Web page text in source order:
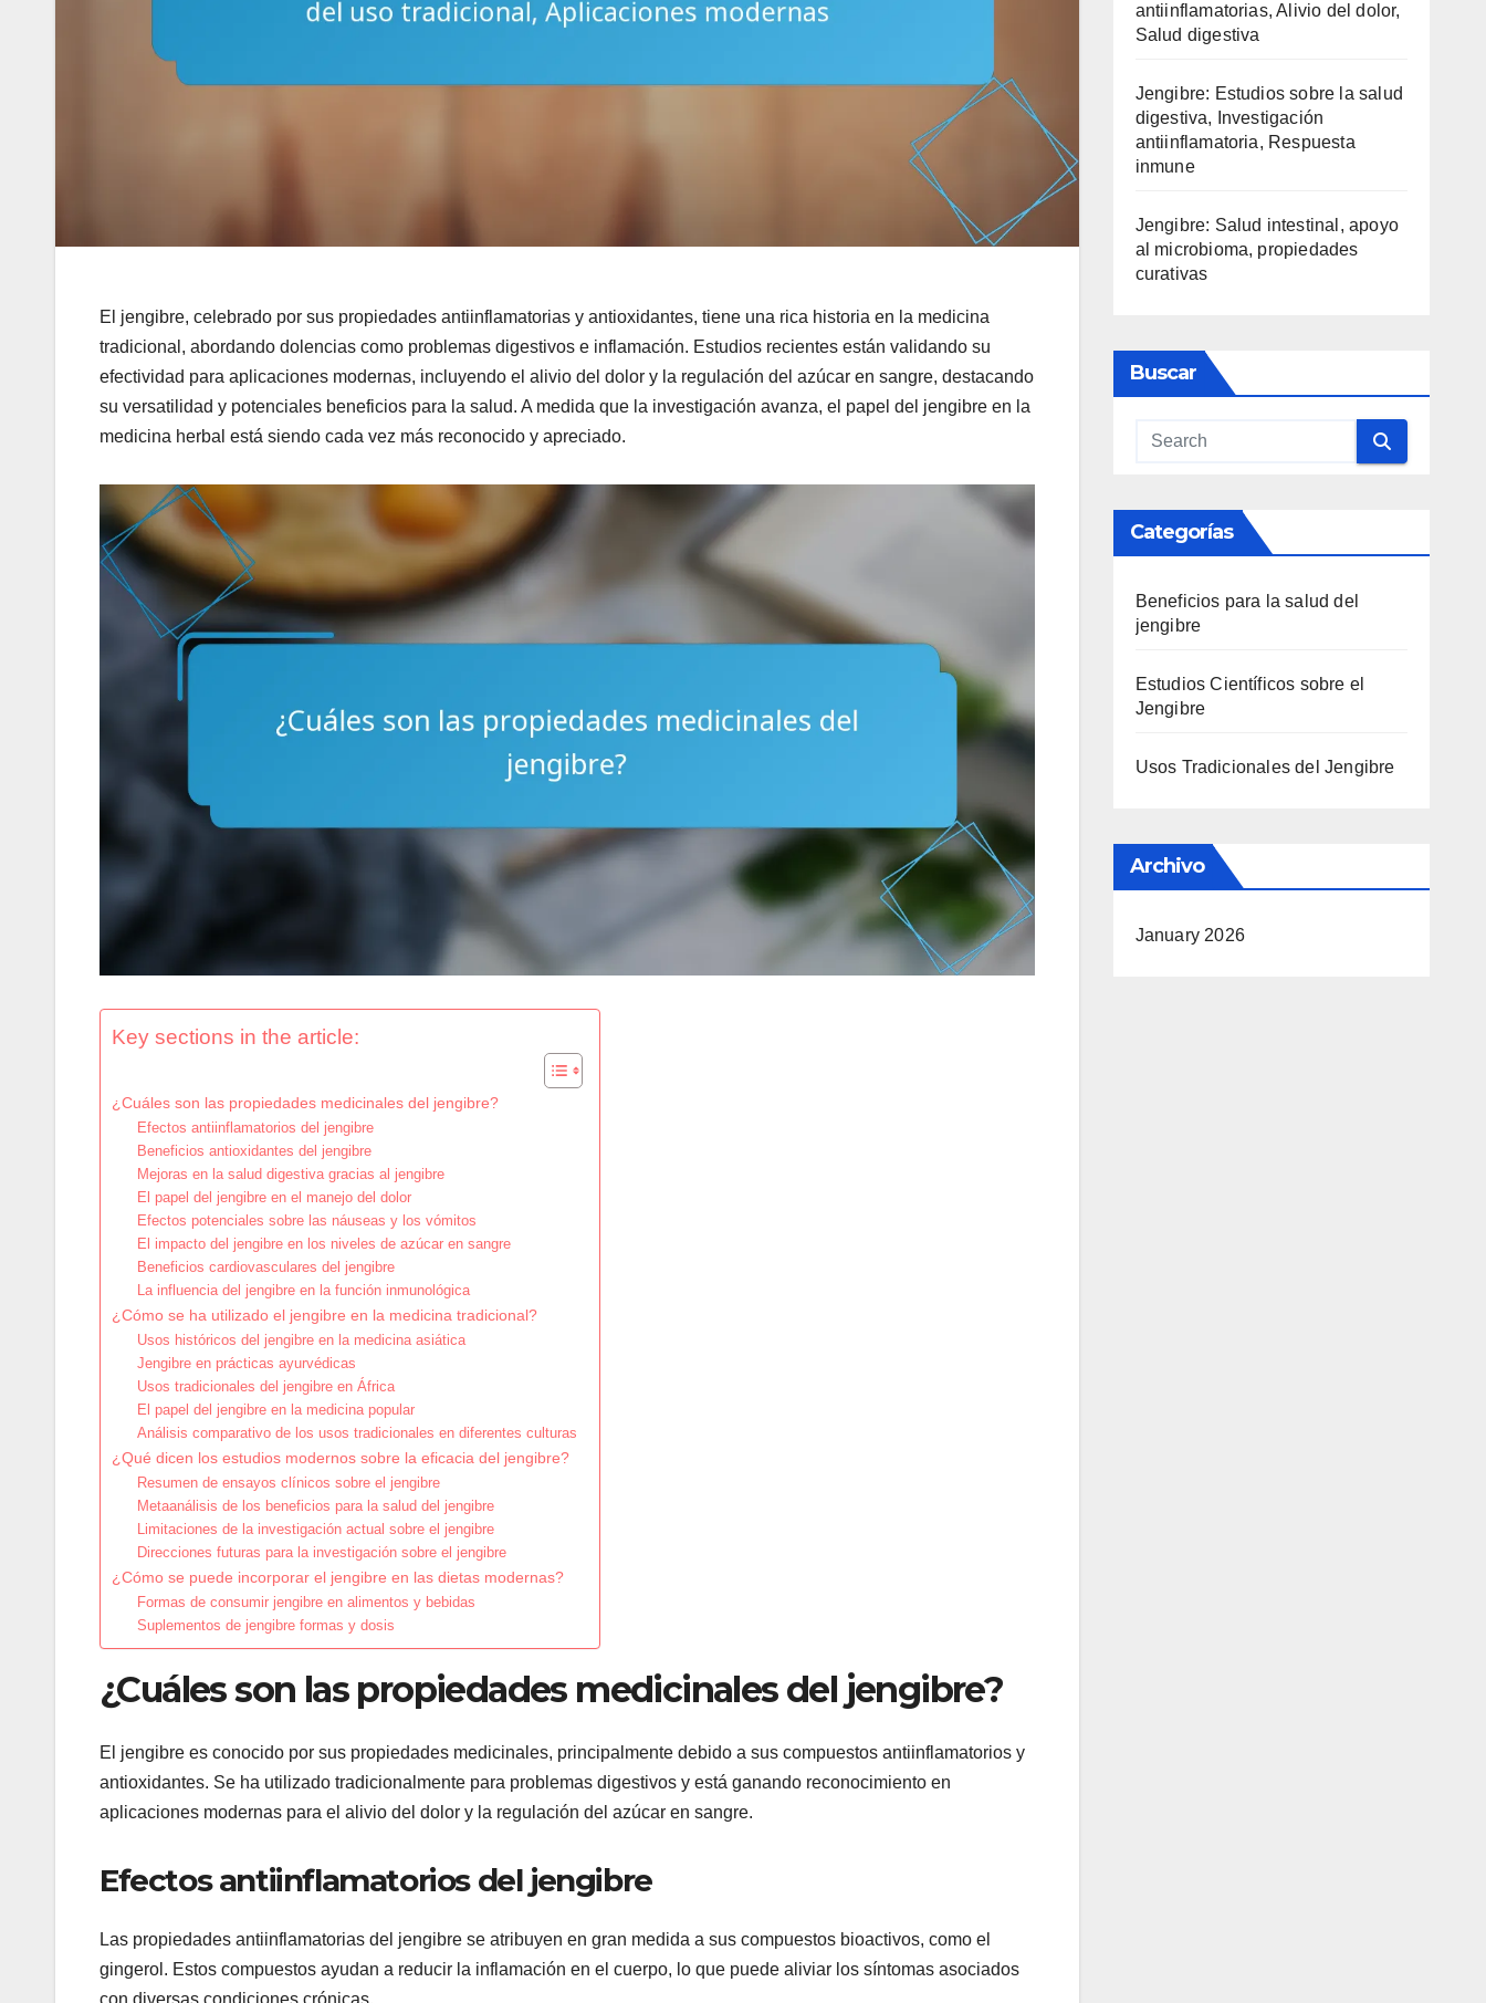
El jengibre, celebrado por sus propiedades antiinflamatorias y antioxidantes, tiene una rica historia en la medicina
tradicional, abordando dolencias como problemas digestivos e inflamación. Estudios recientes están validando su
efectividad para aplicaciones modernas, incluyendo el alivio del dolor y la regulación del azúcar en sangre, destacando
su versatilidad y potenciales beneficios para la salud. A medida que la investigación avanza, el papel del jengibre en la
medicina herbal está siendo cada vez más reconocido y apreciado.
Key sections in the article:
¿Cuáles son las propiedades medicinales del jengibre?
Efectos antiinflamatorios del jengibre
Beneficios antioxidantes del jengibre
Mejoras en la salud digestiva gracias al jengibre
El papel del jengibre en el manejo del dolor
Efectos potenciales sobre las náuseas y los vómitos
El impacto del jengibre en los niveles de azúcar en sangre
Beneficios cardiovasculares del jengibre
La influencia del jengibre en la función inmunológica
¿Cómo se ha utilizado el jengibre en la medicina tradicional?
Usos históricos del jengibre en la medicina asiática
Jengibre en prácticas ayurvédicas
Usos tradicionales del jengibre en África
El papel del jengibre en la medicina popular
Análisis comparativo de los usos tradicionales en diferentes culturas
¿Qué dicen los estudios modernos sobre la eficacia del jengibre?
Resumen de ensayos clínicos sobre el jengibre
Metaanálisis de los beneficios para la salud del jengibre
Limitaciones de la investigación actual sobre el jengibre
Direcciones futuras para la investigación sobre el jengibre
¿Cómo se puede incorporar el jengibre en las dietas modernas?
Formas de consumir jengibre en alimentos y bebidas
Suplementos de jengibre formas y dosis
¿Cuáles son las propiedades medicinales del jengibre?
El jengibre es conocido por sus propiedades medicinales, principalmente debido a sus compuestos antiinflamatorios y
antioxidantes. Se ha utilizado tradicionalmente para problemas digestivos y está ganando reconocimiento en
aplicaciones modernas para el alivio del dolor y la regulación del azúcar en sangre.
Efectos antiinflamatorios del jengibre
Las propiedades antiinflamatorias del jengibre se atribuyen en gran medida a sus compuestos bioactivos, como el
gingerol. Estos compuestos ayudan a reducir la inflamación en el cuerpo, lo que puede aliviar los síntomas asociados
con diversas condiciones crónicas.
antiinflamatorias, Alivio del dolor,
Salud digestiva
Jengibre: Estudios sobre la salud
digestiva, Investigación
antiinflamatoria, Respuesta
inmune
Jengibre: Salud intestinal, apoyo
al microbioma, propiedades
curativas
Buscar
Categorías
Beneficios para la salud del
jengibre
Estudios Científicos sobre el
Jengibre
Usos Tradicionales del Jengibre
Archivo
January 2026